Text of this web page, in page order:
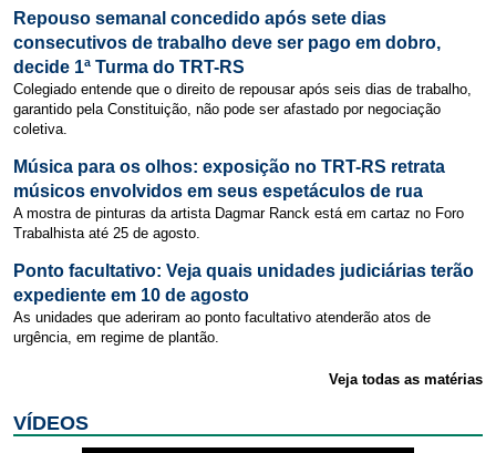
Repouso semanal concedido após sete dias
consecutivos de trabalho deve ser pago em dobro,
decide 1ª Turma do TRT-RS
Colegiado entende que o direito de repousar após seis dias de trabalho,
garantido pela Constituição, não pode ser afastado por negociação
coletiva.
Música para os olhos: exposição no TRT-RS retrata
músicos envolvidos em seus espetáculos de rua
A mostra de pinturas da artista Dagmar Ranck está em cartaz no Foro
Trabalhista até 25 de agosto.
Ponto facultativo: Veja quais unidades judiciárias terão
expediente em 10 de agosto
As unidades que aderiram ao ponto facultativo atenderão atos de
urgência, em regime de plantão.
Veja todas as matérias
VÍDEOS